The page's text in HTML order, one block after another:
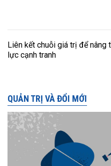
Liên kết chuỗi giá trị để nâng
lực cạnh tranh
QUẢN TRỊ VÀ ĐỔI MỚI